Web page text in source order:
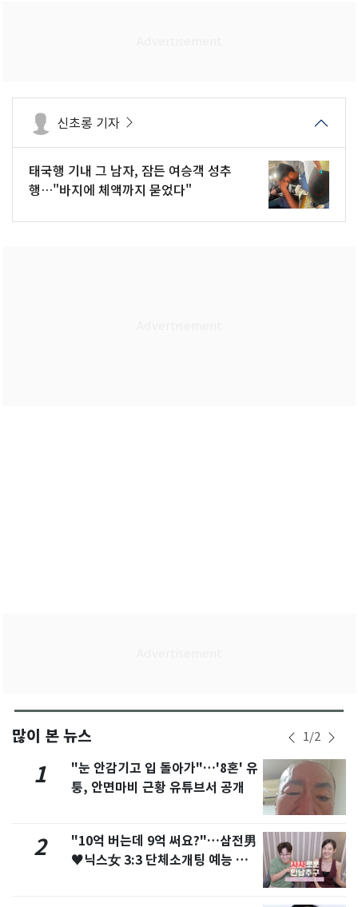
신초롱 기자
태국행 기내 그 남자, 잠든 여승객 성추
행…"바지에 체액까지 묻었다"
많이 본 뉴스 1/2
1
"눈 안감기고 입 돌아가"…'8혼' 유
퉁, 안면마비 근황 유튜브서 공개
2
"10억 버는데 9억 써요?"…삼전男
♥닉스女 3:3 단체소개팅 예능 화